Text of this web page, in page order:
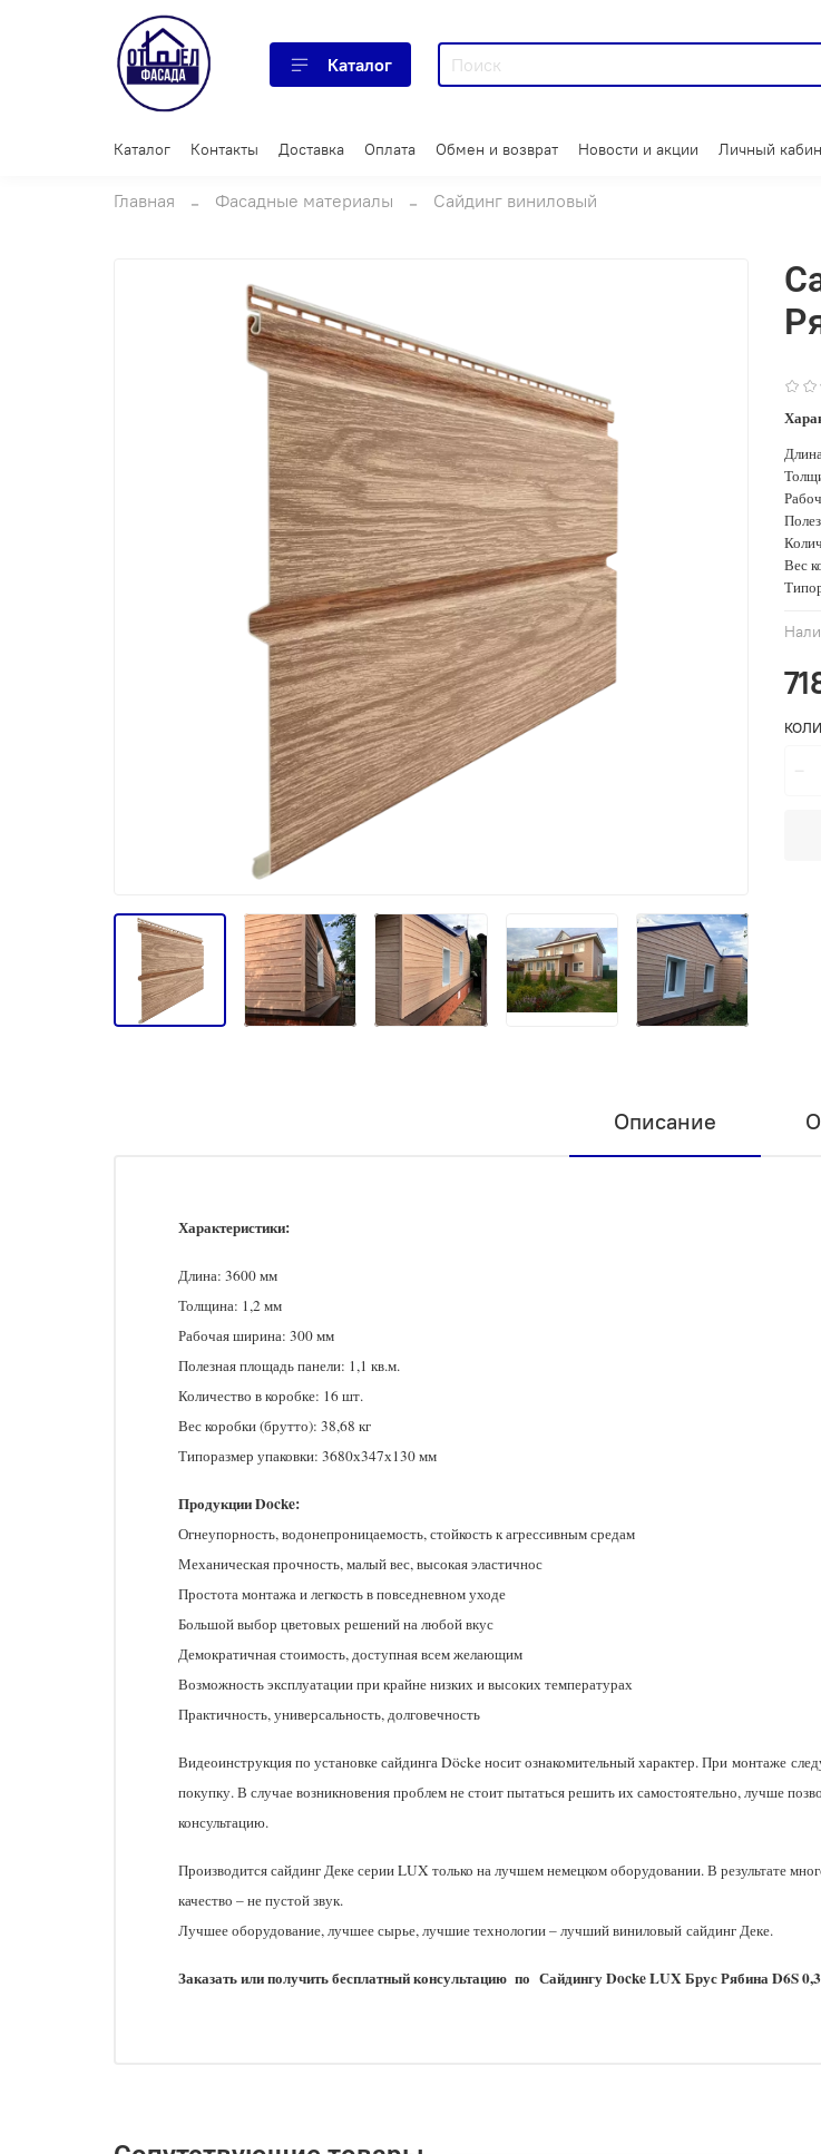
Каталог
Каталог Контакты Доставка Оплата Обмен и возврат Новости и акции Личный
Главная Фасадные материалы Сайдинг виниловый
Вес
Описание
Характеристики:
Длина: 3600 мм
Толщина: 1,2 мм
Рабочая ширина: 300 мм
Полезная площадь панели: 1,1 кв.м.
Количество в коробке: 16 шт.
Вес коробки (брутто): 38,68 кг
Типоразмер упаковки: 3680х347х130 мм
Продукции Docke:
Огнеупорность, водонепроницаемость, стойкость к агрессивным средам
Механическая прочность, малый вес, высокая эластичнос
Простота монтажа и легкость в повседневном уходе
Большой выбор цветовых решений на любой вкус
Демократичная стоимость, доступная всем желающим
Возможность эксплуатации при крайне низких и высоких температурах
Практичность, универсальность, долговечность
Видеоинструкция по установке сайдинга Döcke носит ознакомительный характер. При монтаже
покупку. В случае возникновения проблем не стоит пытаться решить их самостоятельно, лучше
консультацию.
Производится сайдинг Деке серии LUX только на лучшем немецком оборудовании. В результате
качество – не пустой звук.
Лучшее оборудование, лучшее сырье, лучшие технологии – лучший виниловый сайдинг Деке.
Заказать или получить бесплатный консультацию по Сайдингу Docke LUX Брус Рябина D6S